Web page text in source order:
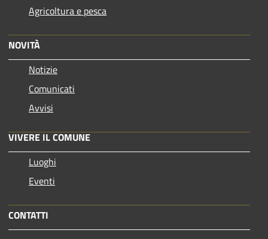
Agricoltura e pesca
NOVITÀ
Notizie
Comunicati
Avvisi
VIVERE IL COMUNE
Luoghi
Eventi
CONTATTI